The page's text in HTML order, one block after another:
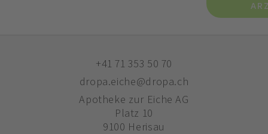
+41 71 353 50 70
dropa.eiche@dropa.ch
Apotheke zur Eiche AG
Platz 10
9100 Herisau